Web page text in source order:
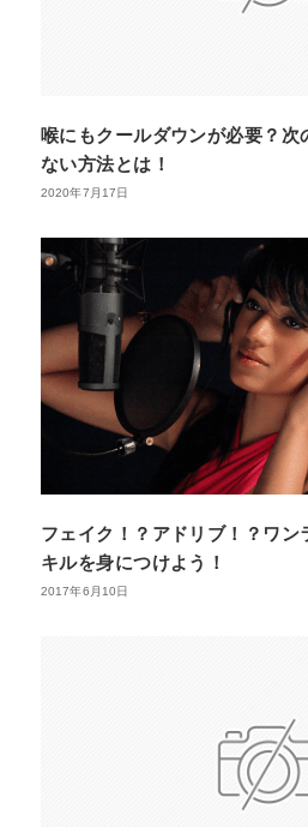
喉にもクールダウンが必要？次
ない方法とは！
2020年7月17日
フェイク！？アドリブ！？ワン
キルを身につけよう！
2017年6月10日